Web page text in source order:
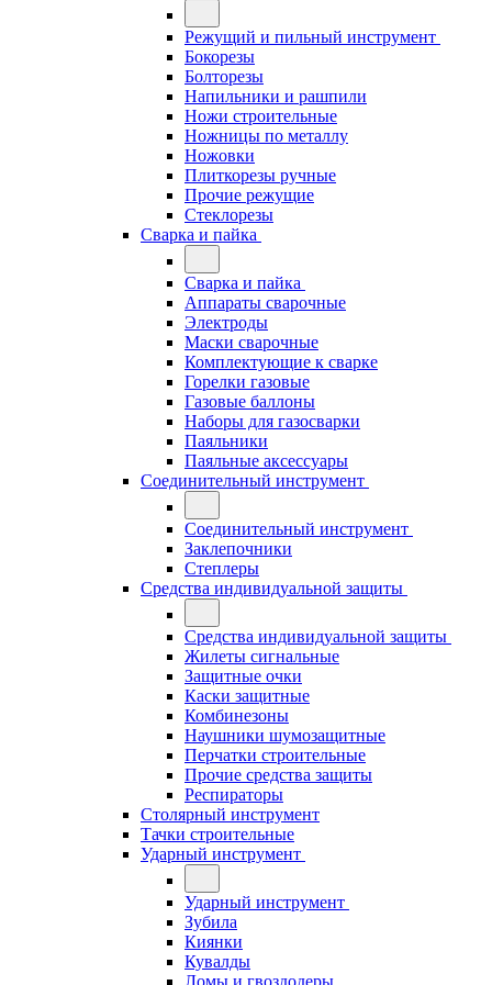
Режущий и пильный инструмент
Бокорезы
Болторезы
Напильники и рашпили
Ножи строительные
Ножницы по металлу
Ножовки
Плиткорезы ручные
Прочие режущие
Стеклорезы
Сварка и пайка
Сварка и пайка
Аппараты сварочные
Электроды
Маски сварочные
Комплектующие к сварке
Горелки газовые
Газовые баллоны
Наборы для газосварки
Паяльники
Паяльные аксессуары
Соединительный инструмент
Соединительный инструмент
Заклепочники
Степлеры
Средства индивидуальной защиты
Средства индивидуальной защиты
Жилеты сигнальные
Защитные очки
Каски защитные
Комбинезоны
Наушники шумозащитные
Перчатки строительные
Прочие средства защиты
Респираторы
Столярный инструмент
Тачки строительные
Ударный инструмент
Ударный инструмент
Зубила
Киянки
Кувалды
Ломы и гвоздодеры